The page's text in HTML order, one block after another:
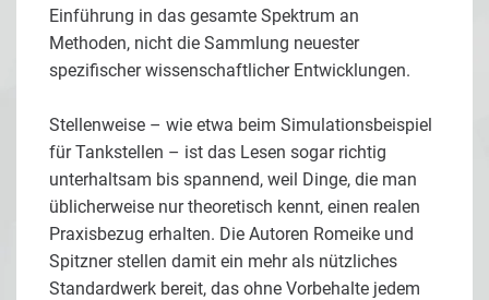
Einführung in das gesamte Spektrum an
Methoden, nicht die Sammlung neuester
spezifischer wissenschaftlicher Entwicklungen.
Stellenweise – wie etwa beim Simulationsbeispiel
für Tankstellen – ist das Lesen sogar richtig
unterhaltsam bis spannend, weil Dinge, die man
üblicherweise nur theoretisch kennt, einen realen
Praxisbezug erhalten. Die Autoren Romeike und
Spitzner stellen damit ein mehr als nützliches
Standardwerk bereit, das ohne Vorbehalte jedem